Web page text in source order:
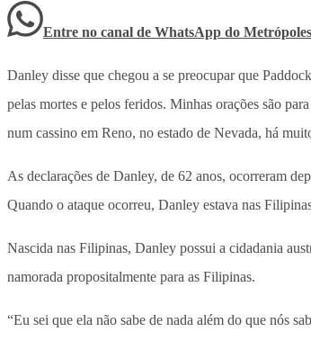
Entre no canal de WhatsApp do Metrópoles
Danley disse que chegou a se preocupar que
pelas mortes e pelos feridos. Minhas orações são
num cassino em Reno, no estado de Nevada, há
As declarações de Danley, de 62 anos, ocorreram
Quando o ataque ocorreu, Danley estava nas
Nascida nas Filipinas, Danley possui a cidadania
namorada propositalmente para as Filipinas.
“Eu sei que ela não sabe de nada além do que nós